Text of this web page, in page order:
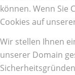
können. Wenn Sie
Cookies auf
Wir stellen Ihnen
unserer Domain